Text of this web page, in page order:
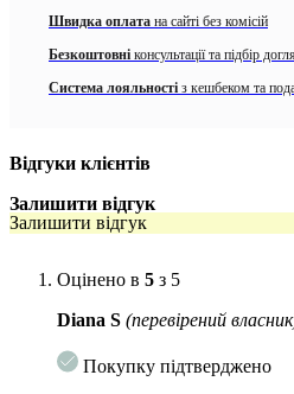
та посилюють
набряків;
допомагаючи підвищити
допомагаючи відновити
відчуйте аромат солодкого
зволожити шкіру.
Швидка оплата на сайті без комісій
Безкоштовні консультації та підбір
Система лояльності з кешбеком та
Відгуки клієнтів
Залишити відгук
Залишити відгук
Оцінено в 5 з 5
Diana S (перевірений
Покупку підтверджено